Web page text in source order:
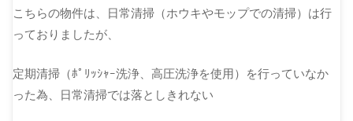
こちらの物件は、日常清掃（ホウキやモップでの清掃）は行
っておりましたが、
定期清掃（ﾎﾟﾘｯｼｬｰ洗浄、高圧洗浄を使用）を行っていなか
った為、日常清掃では落としきれない